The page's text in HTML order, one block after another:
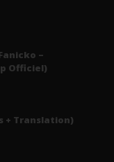
–
Officiel)
+ Translation)